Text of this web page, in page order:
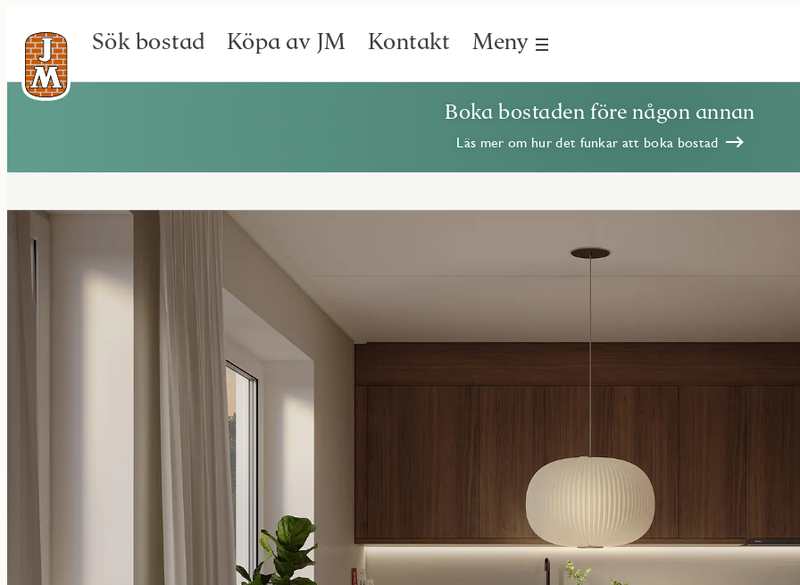
Sök bostad Köpa av JM Kontakt Meny
Boka bostaden före någon annan
Läs mer om hur det funkar att boka bostad